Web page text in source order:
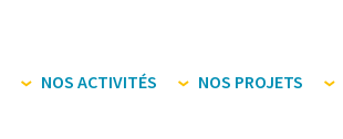
NOS ACTIVITÉS NOS PROJETS